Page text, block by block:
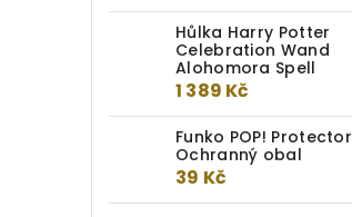
Hůlka Harry Potter
Celebration Wand
Alohomora Spell
1 389 Kč
Funko POP! Protector
Ochranný obal
39 Kč
Hůlka Henrietta Fischer
899 Kč
Do kotlíku